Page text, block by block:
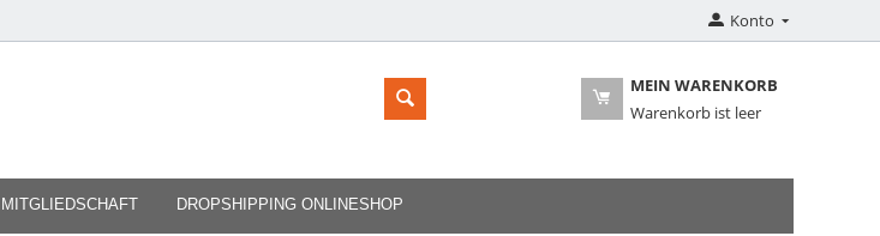
Konto
MEIN WARENKORB
Warenkorb ist leer
MITGLIEDSCHAFT DROPSHIPPING ONLINESHOP